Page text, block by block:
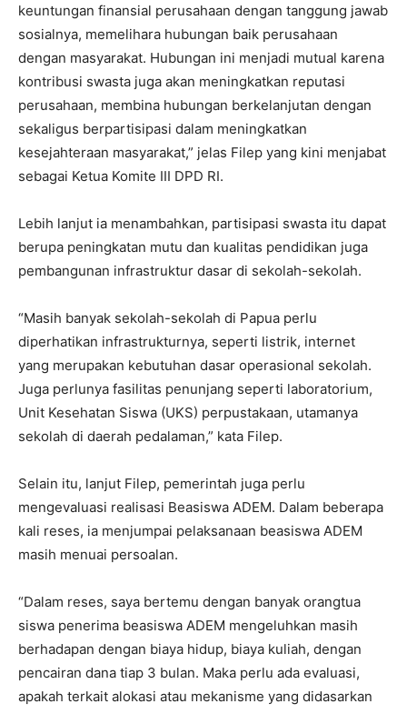
keuntungan finansial perusahaan dengan tanggung jawab
sosialnya, memelihara hubungan baik perusahaan
dengan masyarakat. Hubungan ini menjadi mutual karena
kontribusi swasta juga akan meningkatkan reputasi
perusahaan, membina hubungan berkelanjutan dengan
sekaligus berpartisipasi dalam meningkatkan
kesejahteraan masyarakat,” jelas Filep yang kini menjabat
sebagai Ketua Komite III DPD RI.
Lebih lanjut ia menambahkan, partisipasi swasta itu dapat
berupa peningkatan mutu dan kualitas pendidikan juga
pembangunan infrastruktur dasar di sekolah-sekolah.
“Masih banyak sekolah-sekolah di Papua perlu
diperhatikan infrastrukturnya, seperti listrik, internet
yang merupakan kebutuhan dasar operasional sekolah.
Juga perlunya fasilitas penunjang seperti laboratorium,
Unit Kesehatan Siswa (UKS) perpustakaan, utamanya
sekolah di daerah pedalaman,” kata Filep.
Selain itu, lanjut Filep, pemerintah juga perlu
mengevaluasi realisasi Beasiswa ADEM. Dalam beberapa
kali reses, ia menjumpai pelaksanaan beasiswa ADEM
masih menuai persoalan.
“Dalam reses, saya bertemu dengan banyak orangtua
siswa penerima beasiswa ADEM mengeluhkan masih
berhadapan dengan biaya hidup, biaya kuliah, dengan
pencairan dana tiap 3 bulan. Maka perlu ada evaluasi,
apakah terkait alokasi atau mekanisme yang didasarkan